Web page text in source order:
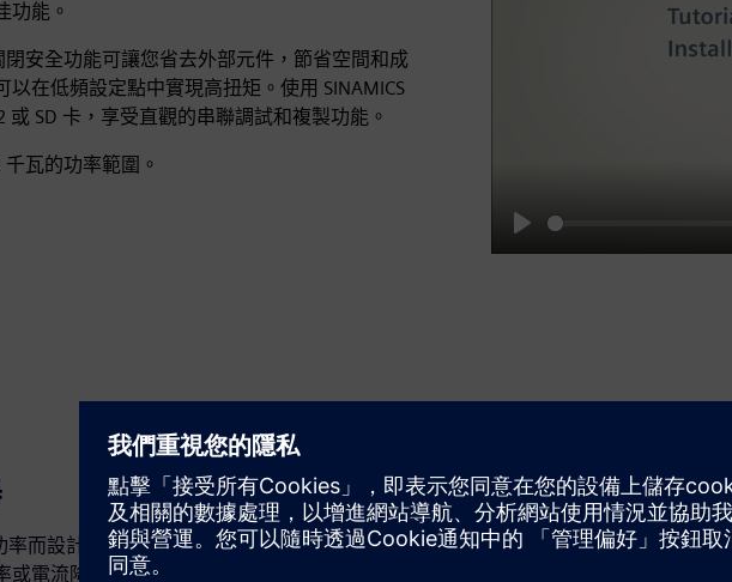
功能。
閉安全功能可讓您省去外部元件，節省空間和成
在低頻設定點中實現高扭矩。使用 SINAMICS
或 SD 卡，享受直觀的串聯調試和複製功能。
瓦的功率範圍。
Play
率而設計。所有框
或電流降低。
適合您的系統設置
支援所有標準匯流排系統，例如 PROFINET、乙太網